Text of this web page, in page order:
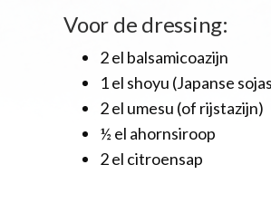
Voor de dressing:
2 el balsamicoazijn
1 el shoyu (Japanse
2 el umesu (of rijstazijn)
½ el ahornsiroop
2 el citroensap